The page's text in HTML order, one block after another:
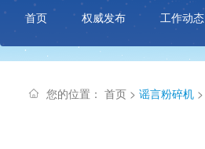
首页 权威发布 工作动态
您的位置： 首页 > 谣言粉碎机 >